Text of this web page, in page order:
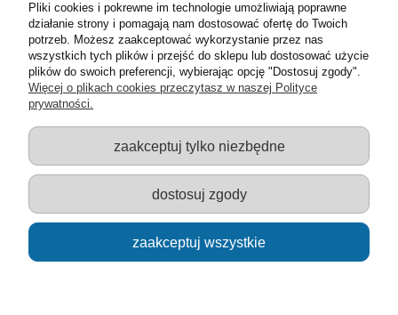
Warunki zakupów
Moje konto
Informacje o sklepie
Sklep z zabawkami Łódź :: Hurownia zabawek :: Zabawki
edukacyjne :: Zestawy artystyczne :: Zabawki :: samochody Welly
:: Zabawkownia :: zabawki dla dzieci :: Lalki :: Klocki :: Artykuły
szkolne ::
Pliki cookies i pokrewne im technologie umożliwiają poprawne
działanie strony i pomagają nam dostosować ofertę do Twoich
potrzeb. Możesz zaakceptować wykorzystanie przez nas
wszystkich tych plików i przejść do sklepu lub dostosować użycie
plików do swoich preferencji, wybierając opcję "Dostosuj zgody".
Więcej o plikach cookies przeczytasz w naszej Polityce
prywatności.
zaakceptuj tylko niezbędne
dostosuj zgody
zaakceptuj wszystkie